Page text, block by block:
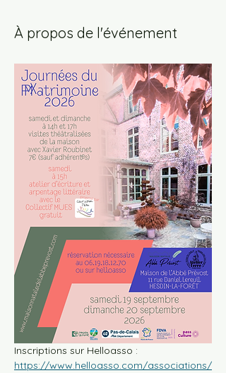
À propos de l'événement
Inscriptions sur Helloasso :
https://www.helloasso.com/associations/